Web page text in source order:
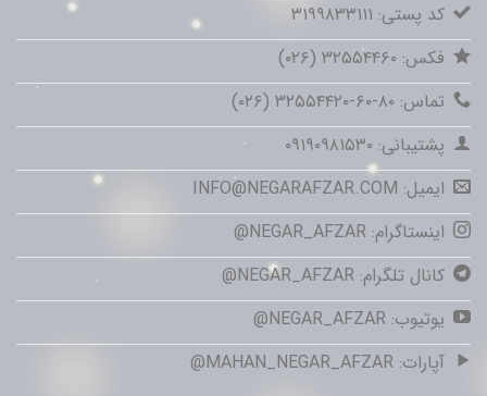
کد پستی: ۳۱۹۹۸۳۳۱۱۱
فکس: ۳۲۵۵۴۴۶۰ (۰۲۶)
تماس: ۸۰-۶۰-۳۲۵۵۴۴۲۰ (۰۲۶)
پشتیبانی: ۰۹۱۹۰۹۸۱۵۳۰
ایمیل: INFO@NEGARAFZAR.COM
اینستاگرام: NEGAR_AFZAR@
کانال تلگرام: NEGAR_AFZAR@
یوتیوب: NEGAR_AFZAR@
آپارات: MAHAN_NEGAR_AFZAR@